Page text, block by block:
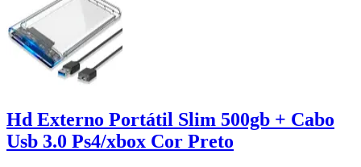
Hd Externo Portátil Slim 500gb + Cabo
Usb 3.0 Ps4/xbox Cor Preto